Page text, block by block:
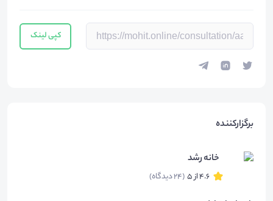
کپی لینک
برگزارکننده
خانه رشد
4.6 از 5 (24 دیدگاه)